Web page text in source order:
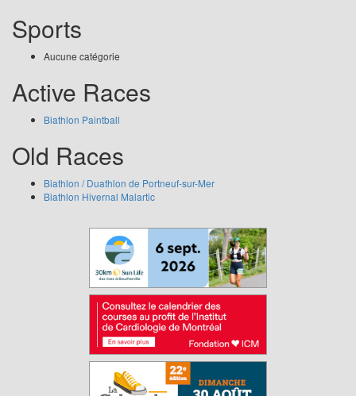
Sports
Aucune catégorie
Active Races
Biathlon Paintball
Old Races
Biathlon / Duathlon de Portneuf-sur-Mer
Biathlon Hivernal Malartic